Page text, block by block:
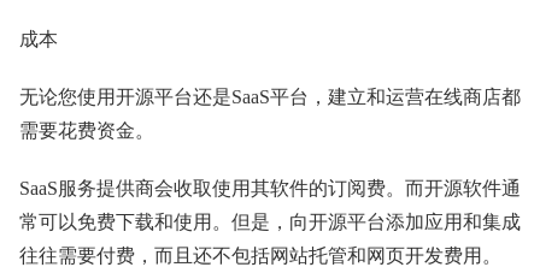
成本
无论您使用开源平台还是SaaS平台，建立和运营在线商店都
需要花费资金。
SaaS服务提供商会收取使用其软件的订阅费。而开源软件通
常可以免费下载和使用。但是，向开源平台添加应用和集成
往往需要付费，而且还不包括网站托管和网页开发费用。